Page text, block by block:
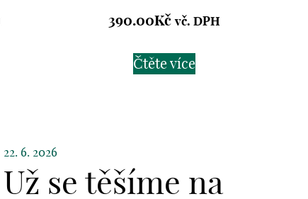
390.00Kč vč. DPH
Čtěte více
22. 6. 2026
Už se těšíme na